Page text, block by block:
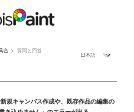
合 質問と回答
規キャンバス作成や、既存作品の編集の